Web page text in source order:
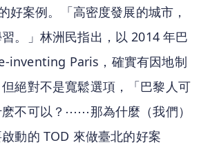
好案例。「高密度發展的城市，
。」林洲民指出，以 2014 年巴
inventing Paris，確實有因地制
絕對不是寬鬆選項，「巴黎人可
不可以？⋯⋯那為什麼（我們）
動的 TOD 來做臺北的好案